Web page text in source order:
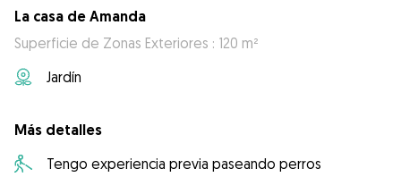
La casa de Amanda
Superficie de Zonas Exteriores : 120 m²
Jardín
Más detalles
Tengo experiencia previa paseando perros